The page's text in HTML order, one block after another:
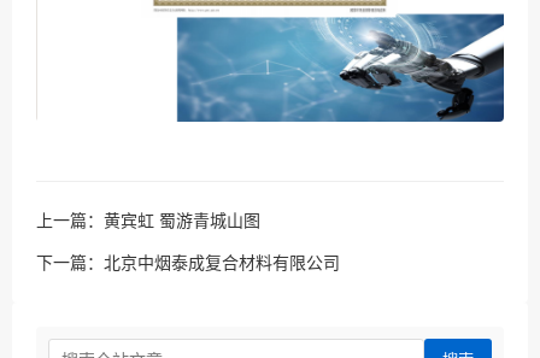
上一篇： 黄宾虹 蜀游青城山图
下一篇： 北京中烟泰成复合材料有限公司